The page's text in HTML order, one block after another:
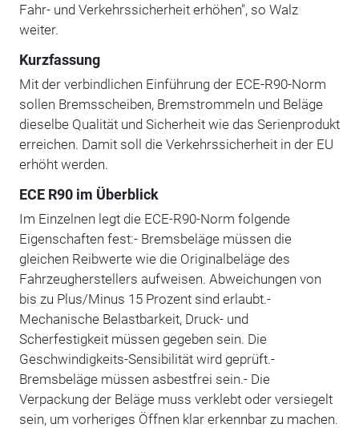
Fahr- und Verkehrssicherheit erhöhen", so Walz
weiter.
Kurzfassung
Mit der verbindlichen Einführung der ECE-R90-Norm
sollen Bremsscheiben, Bremstrommeln und Beläge
dieselbe Qualität und Sicherheit wie das Serienprodukt
erreichen. Damit soll die Verkehrssicherheit in der EU
erhöht werden.
ECE R90 im Überblick
Im Einzelnen legt die ECE-R90-Norm folgende
Eigenschaften fest:- Bremsbeläge müssen die
gleichen Reibwerte wie die Originalbeläge des
Fahrzeugherstellers aufweisen. Abweichungen von
bis zu Plus/Minus 15 Prozent sind erlaubt.-
Mechanische Belastbarkeit, Druck- und
Scherfestigkeit müssen gegeben sein. Die
Geschwindigkeits-Sensibilität wird geprüft.-
Bremsbeläge müssen asbestfrei sein.- Die
Verpackung der Beläge muss verklebt oder versiegelt
sein, um vorheriges Öffnen klar erkennbar zu machen.